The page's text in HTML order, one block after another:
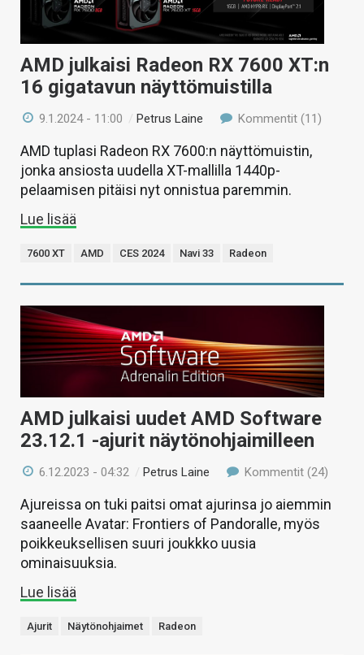
AMD julkaisi Radeon RX 7600 XT:n
16 gigatavun näyttömuistilla
9.1.2024 - 11:00 / Petrus Laine Kommentit (11)
AMD tuplasi Radeon RX 7600:n näyttömuistin,
jonka ansiosta uudella XT-mallilla 1440p-
pelaamisen pitäisi nyt onnistua paremmin.
Lue lisää
7600 XT AMD CES 2024 Navi 33 Radeon
AMD julkaisi uudet AMD Software
23.12.1 -ajurit näytönohjaimilleen
6.12.2023 - 04:32 /Petrus Laine Kommentit (24)
Ajureissa on tuki paitsi omat ajurinsa jo aiemmin
saaneelle Avatar: Frontiers of Pandoralle, myös
poikkeuksellisen suuri joukkko uusia
ominaisuuksia.
Lue lisää
Ajurit Näytönohjaimet Radeon